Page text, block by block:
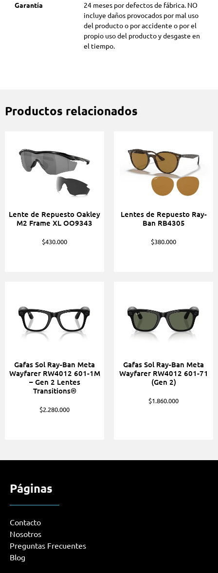
Garantía
24 meses por defectos de fábrica. NO
incluye daños provocados por mal uso
del producto o por accidente o por el
propio uso del producto y desgaste en
el tiempo.
Productos relacionados
Lente de Repuesto Oakley
M2 Frame XL OO9343
$430.000
Lentes de Repuesto Ray-
Ban RB4305
$380.000
Gafas Sol Ray-Ban Meta
Wayfarer RW4012 601-1M
– Gen 2 Lentes
Transitions®
$2.280.000
Gafas Sol Ray-Ban Meta
Wayfarer RW4012 601-71
(Gen 2)
$1.860.000
Páginas
Contacto
Nosotros
Preguntas Frecuentes
Blog